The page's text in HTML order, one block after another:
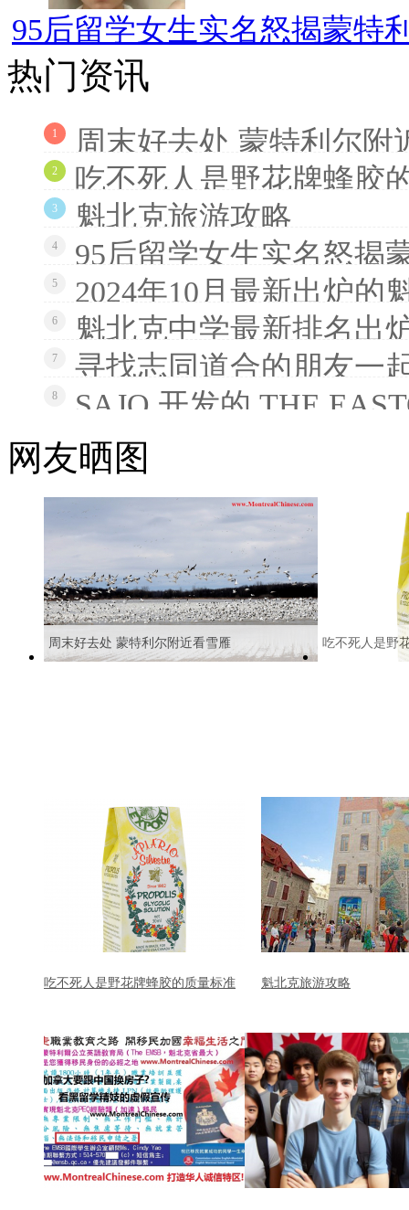
95后留学女生实名怒揭蒙特
热门资讯
1 周末好去处 蒙特利尔附
2 吃不死人是野花牌蜂胶
3 魁北克旅游攻略
4 95后留学女生实名怒揭
5 2024年10月最新出炉的
6 魁北克中学最新排名出
7 寻找志同道合的朋友一
8 SAJO 开发的 THE
网友晒图
周末好去处 蒙特利尔附近看雪雁 吃不死人是野
吃不死人是野花牌蜂胶的质量标准 魁北克旅游攻略